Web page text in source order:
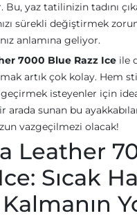
yaz tatilinizin tadını
sürekli değiştirmek
anlamına geliyor.
7000 Blue Razz Ice ile
artık çok kolay. Hem
isteyenler için
arada sunan bu
vazgeçilmezi olacak!
Leather
Sıcak